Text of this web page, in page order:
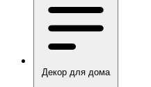
Декор для дома